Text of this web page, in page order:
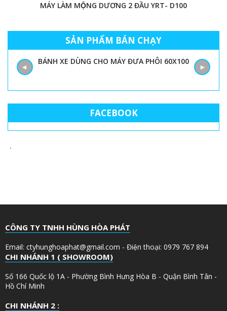
MÁY LÀM MỘNG DƯƠNG 2 ĐẦU YRT- D100
SẢN PHẨM BÁN CHẠY
BÁNH XE DÙNG CHO MÁY ĐƯA PHÔI 60X100
◄ ►
FACEBOOK
CÔNG TY TNHH HÙNG HÒA PHÁT
Email: ctyhunghoaphat@gmail.com - Điện thoại: 0979 767 894
CHI NHÁNH 1 ( SHOWROOM)
Số 166 Quốc lộ 1A - Phường Bình Hưng Hòa B - Quận Bình Tân -
Hồ Chí Minh
CHI NHÁNH 2 :